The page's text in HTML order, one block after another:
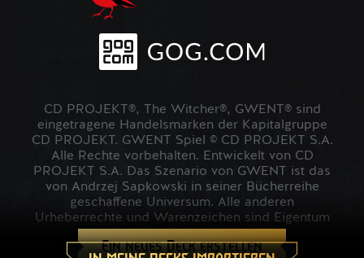
Ein neues Deck erstellen
CD PROJEKT®, The Witcher®, GWENT® sind
eingetragene Handelsmarken der Kapitalgruppe
CD PROJEKT. GWENT Spiel © CD PROJEKT S.A.
Alle Rechte vorbehalten. Entwickelt von CD
PROJEKT S.A. Das Szenario von GWENT ist das
von Andrzej Sapkowski in seiner Bücherreihe
geschaffene Universum. Alle anderen
Urheberrechte und Warenzeichen sind Eigentum
der jeweiligen Inhaber.